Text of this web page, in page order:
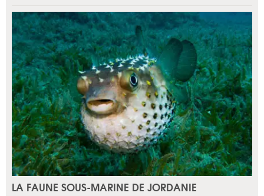
LA FAUNE SOUS-MARINE DE JORDANIE